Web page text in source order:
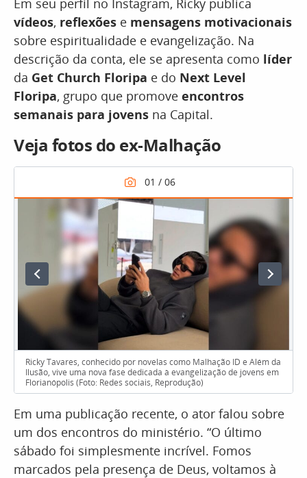
Em seu perfil no Instagram, Ricky publica
vídeos, reflexões e mensagens motivacionais
sobre espiritualidade e evangelização. Na
descrição da conta, ele se apresenta como líder
da Get Church Floripa e do Next Level
Floripa, grupo que promove encontros
semanais para jovens na Capital.
Veja fotos do ex-Malhação
Ricky Tavares, conhecido por novelas como Malhação ID e Além da
Ilusão, vive uma nova fase dedicada à evangelização de jovens em
Florianópolis (Foto: Redes sociais, Reprodução)
Em uma publicação recente, o ator falou sobre
um dos encontros do ministério. “O último
sábado foi simplesmente incrível. Fomos
marcados pela presença de Deus, voltamos à